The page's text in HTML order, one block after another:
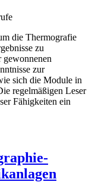
die Thermografie
zu
gewonnenen
zur
sich die Module in
regelmäßigen Leser
Fähigkeiten ein